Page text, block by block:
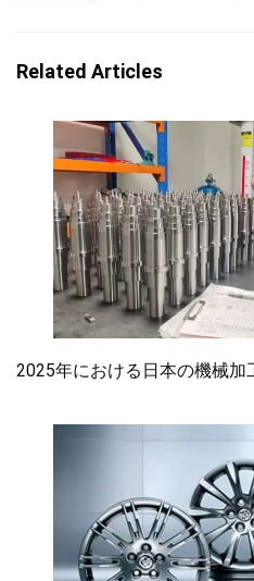
Related Articles
2025年における日本の機械加